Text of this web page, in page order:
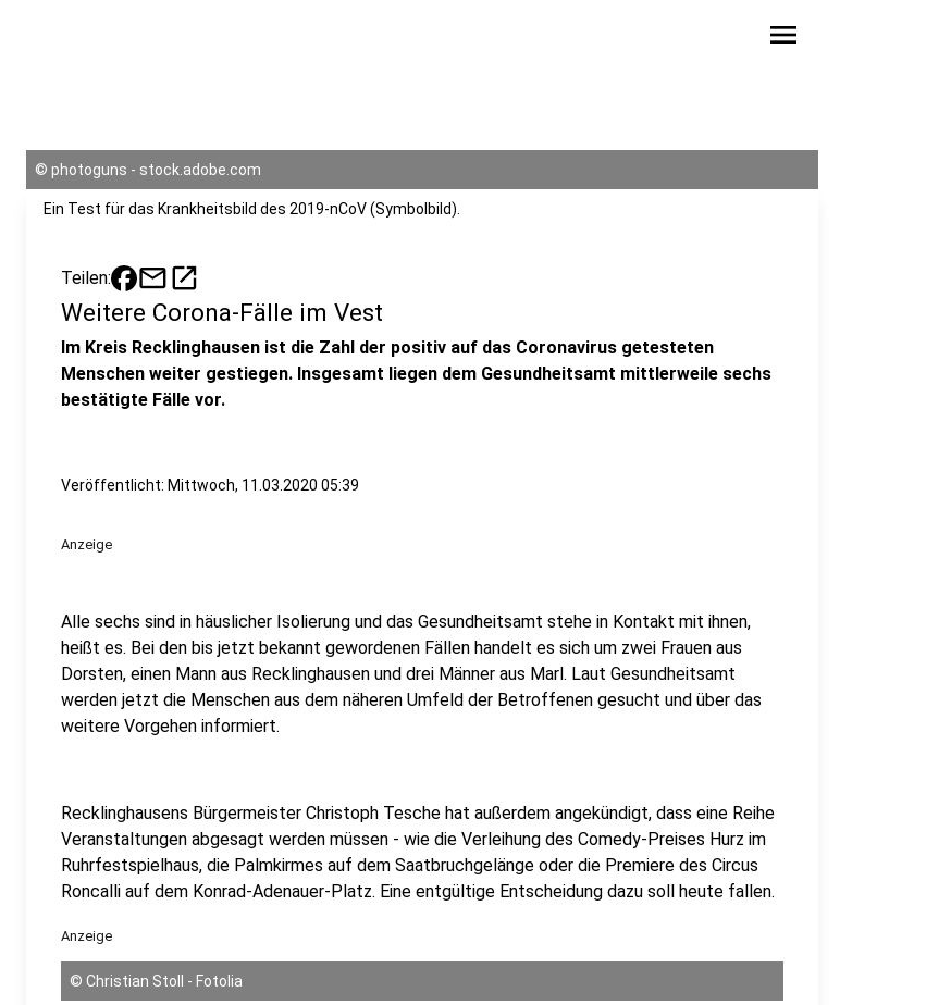
menu
© photoguns - stock.adobe.com
Ein Test für das Krankheitsbild des 2019-nCoV (Symbolbild).
Teilen: mailopen_in_new
Weitere Corona-Fälle im Vest
Im Kreis Recklinghausen ist die Zahl der positiv auf das Coronavirus getesteten
Menschen weiter gestiegen. Insgesamt liegen dem Gesundheitsamt mittlerweile sechs
bestätigte Fälle vor.
Veröffentlicht: Mittwoch, 11.03.2020 05:39
Anzeige
Alle sechs sind in häuslicher Isolierung und das Gesundheitsamt stehe in Kontakt mit ihnen,
heißt es. Bei den bis jetzt bekannt gewordenen Fällen handelt es sich um zwei Frauen aus
Dorsten, einen Mann aus Recklinghausen und drei Männer aus Marl. Laut Gesundheitsamt
werden jetzt die Menschen aus dem näheren Umfeld der Betroffenen gesucht und über das
weitere Vorgehen informiert.
Recklinghausens Bürgermeister Christoph Tesche hat außerdem angekündigt, dass eine Reihe
Veranstaltungen abgesagt werden müssen - wie die Verleihung des Comedy-Preises Hurz im
Ruhrfestspielhaus, die Palmkirmes auf dem Saatbruchgelänge oder die Premiere des Circus
Roncalli auf dem Konrad-Adenauer-Platz. Eine entgültige Entscheidung dazu soll heute fallen.
Anzeige
© Christian Stoll - Fotolia